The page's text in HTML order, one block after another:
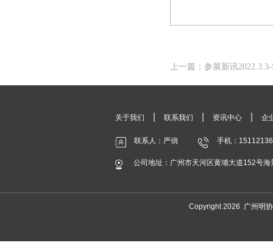
上一篇：参展新讯
关于我们 联系我们 资讯中心 企
联系人：严俏 手机：
公司地址：广州市天河区黄埔大道152号
Copyright 2026 广州明